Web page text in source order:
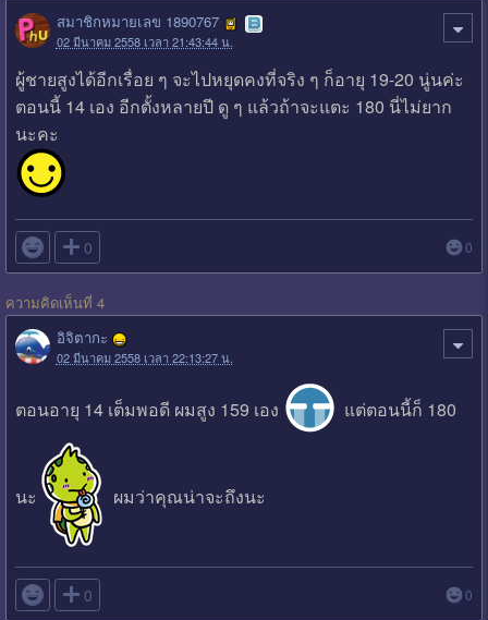
สมาชิกหมายเลข 1890767
02 มีนาคม 2558 เวลา 21:43:44 น.
ผู้ชายสูงได้อีกเรื่อย ๆ จะไปหยุดคงที่จริง ๆ ก็อายุ 19-20 นู่นค่ะ
ตอนนี้ 14 เอง อีกตั้งหลายปี ดู ๆ แล้วถ้าจะแตะ 180 นี่ไม่ยาก
นะคะ
 0 0
ความคิดเห็นที่ 4
อิจิตากะ
02 มีนาคม 2558 เวลา 22:13:27 น.
ตอนอายุ 14 เต็มพอดี ผมสูง 159 เอง แต่ตอนนี้ก็ 180
นะ ผมว่าคุณน่าจะถึงนะ
 0 0